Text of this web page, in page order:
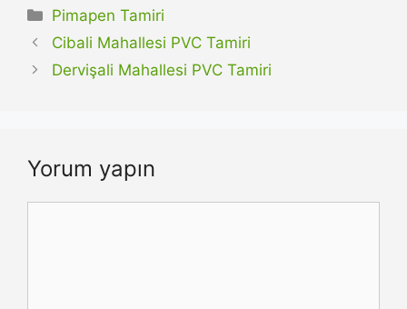
Kategoriler
Pimapen Tamiri
Cibali Mahallesi PVC Tamiri
Dervişali Mahallesi PVC Tamiri
Yorum yapın